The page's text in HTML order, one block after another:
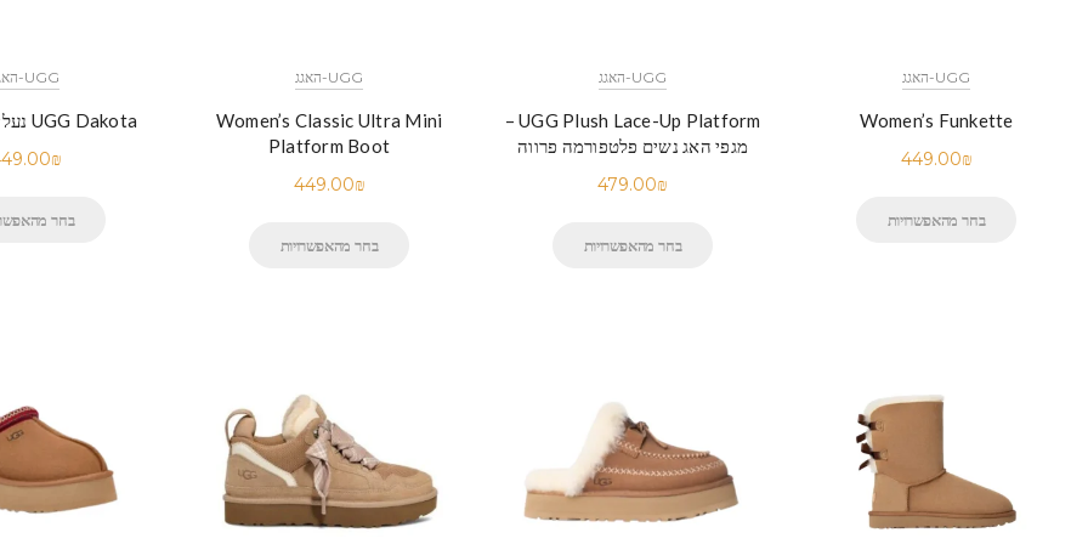
UGG-האגג
UGG Dakota נעלי האג דקוטה
₪
בחר
UGG-האגג
Women’s Classic Ultra Mini
Platform Boot
449.00₪
בחר מהאפשרויות
UGG-האגג
UGG Plush Lace-Up Platform –
מגפי האג נשים פלטפורמה פרווה
479.00₪
בחר מהאפשרויות
UGG-האגג
Women’s Funkette
449.00₪
בחר מהאפשרויות